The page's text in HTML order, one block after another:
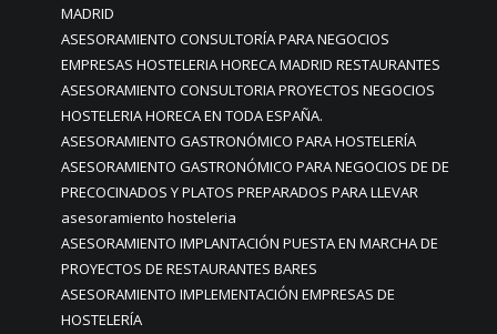
MADRID
ASESORAMIENTO CONSULTORÍA PARA NEGOCIOS
EMPRESAS HOSTELERIA HORECA MADRID RESTAURANTES
ASESORAMIENTO CONSULTORIA PROYECTOS NEGOCIOS
HOSTELERIA HORECA EN TODA ESPAÑA.
ASESORAMIENTO GASTRONÓMICO PARA HOSTELERÍA
ASESORAMIENTO GASTRONÓMICO PARA NEGOCIOS DE DE
PRECOCINADOS Y PLATOS PREPARADOS PARA LLEVAR
asesoramiento hosteleria
ASESORAMIENTO IMPLANTACIÓN PUESTA EN MARCHA DE
PROYECTOS DE RESTAURANTES BARES
ASESORAMIENTO IMPLEMENTACIÓN EMPRESAS DE
HOSTELERÍA